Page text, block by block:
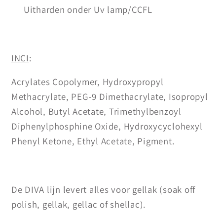
Uitharden onder Uv lamp/CCFL
INCI:
Acrylates Copolymer, Hydroxypropyl
Methacrylate, PEG-9 Dimethacrylate, Isopropyl
Alcohol, Butyl Acetate, Trimethylbenzoyl
Diphenylphosphine Oxide, Hydroxycyclohexyl
Phenyl Ketone, Ethyl Acetate, Pigment.
De DIVA lijn levert alles voor gellak (soak off
polish, gellak, gellac of shellac).